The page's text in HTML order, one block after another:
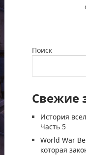
Поиск
Свежие
История
Часть 5
World War
которая